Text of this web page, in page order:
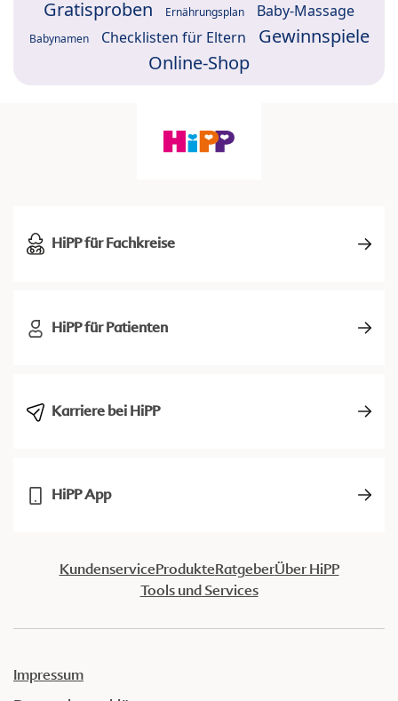
Gratisproben Ernährungsplan Baby-Massage
Babynamen Checklisten für Eltern
Gewinnspiele
Online-Shop
HiPP für Fachkreise
HiPP für Patienten
Karriere bei HiPP
HiPP App
KundenserviceProdukteRatgeberÜber HiPP
Tools und Services
Impressum